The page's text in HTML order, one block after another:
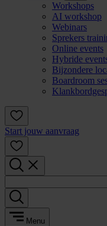
Workshops
AI workshop
Webinars
Sprekers
Online events
Hybride
Bijzondere
Boardroom
Start jouw aanvraag
Menu